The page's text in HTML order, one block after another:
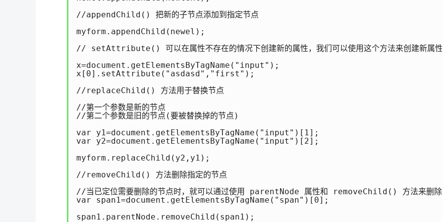
//appendChild() 把新的子节点添加到指定节点
myform.appendChild(newel);
// setAttribute() 可以在属性不存在的情况下创建新的属性，我们可以使用这个方法来创建新属性
x=document.getElementsByTagName("input");
x[0].setAttribute("asdasd","first");
//replaceChild() 方法用于替换节点
//第一个参数是新的节点
//第二个参数是旧的节点(要被替换掉的节点)
var y1=document.getElementsByTagName("input")[1];
var y2=document.getElementsByTagName("input")[2];
myform.replaceChild(y2,y1);
//removeChild() 方法删除指定的节点
//当已定位需要删除的节点时，就可以通过使用 parentNode 属性和 removeChild() 方法来删除
var span1=document.getElementsByTagName("span")[0];
span1.parentNode.removeChild(span1);